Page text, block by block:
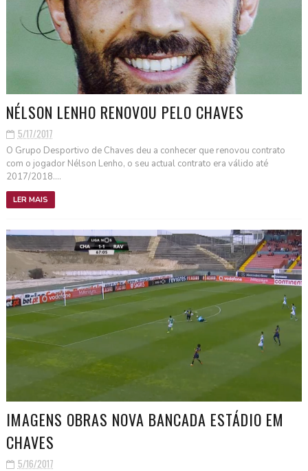
NÉLSON LENHO RENOVOU PELO CHAVES
5/17/2017
O Grupo Desportivo de Chaves deu a conhecer que renovou contrato
com o jogador Nélson Lenho, o seu actual contrato era válido até
2017/2018....
LER MAIS
IMAGENS OBRAS NOVA BANCADA ESTÁDIO EM
CHAVES
5/16/2017